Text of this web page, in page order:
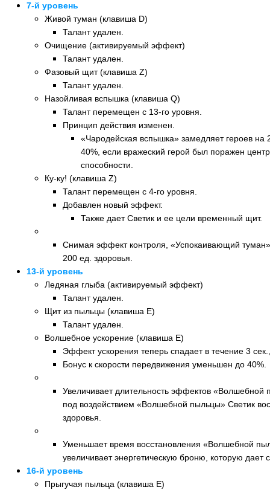
7-й уровень
Живой туман (клавиша D)
Талант удален.
Очищение (активируемый эффект)
Талант удален.
Фазовый щит (клавиша Z)
Талант удален.
Назойливая вспышка (клавиша Q)
Талант перемещен с 13-го уровня.
Принцип действия изменен.
«Чародейская вспышка» замедляет героев на
40%, если вражеский герой был поражен
способности.
Ку-ку! (клавиша Z)
Талант перемещен с 4-го уровня.
Добавлен новый эффект.
Также дает Светик и ее цели временный щит.
Снимая эффект контроля, «Успокаивающий
200 ед. здоровья.
13-й уровень
Ледяная глыба (активируемый эффект)
Талант удален.
Щит из пыльцы (клавиша E)
Талант удален.
Волшебное ускорение (клавиша E)
Эффект ускорения теперь спадает в течение 3
Бонус к скорости передвижения уменьшен до 40%.
Увеличивает длительность эффектов
под воздействием «Волшебной пыльцы» Светик
здоровья.
Уменьшает время восстановления «Волшебной
увеличивает энергетическую броню, которую дает
16-й уровень
Прыгучая пыльца (клавиша E)